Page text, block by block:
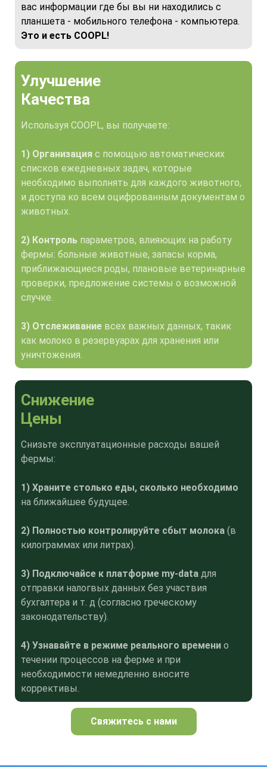
вас информации где бы вы ни находились с
планшета - мобильного телефона - компьютера.
Это и есть COOPL!
Улучшение
Качества
Используя COOPL, вы получаете:
1) Организация с помощью автоматических
списков ежедневных задач, которые
необходимо выполнять для каждого животного,
и доступа ко всем оцифрованным документам о
животных.
2) Контроль параметров, влияющих на работу
фермы: больные животные, запасы корма,
приближающиеся роды, плановые ветеринарные
проверки, предложение системы о возможной
случке.
3) Отслеживание всех важных данных, такик
как молоко в резервуарах для хранения или
уничтожения.
Снижение
Цены
Снизьте эксплуатационные расходы вашей
фермы:
1) Храните столько еды, сколько необходимо
на ближайшее будущее.
2) Полностью контролируйте сбыт молока (в
килограммах или литрах).
3) Подключайсе к платформе my-data для
отправки налогвых данных без участвия
бухгалтера и т. д (согласно греческому
законодательству).
4) Узнавайте в режиме реального времени о
течении процессов на ферме и при
необходимости немедленно вносите
коррективы.
Свяжитесь с нами